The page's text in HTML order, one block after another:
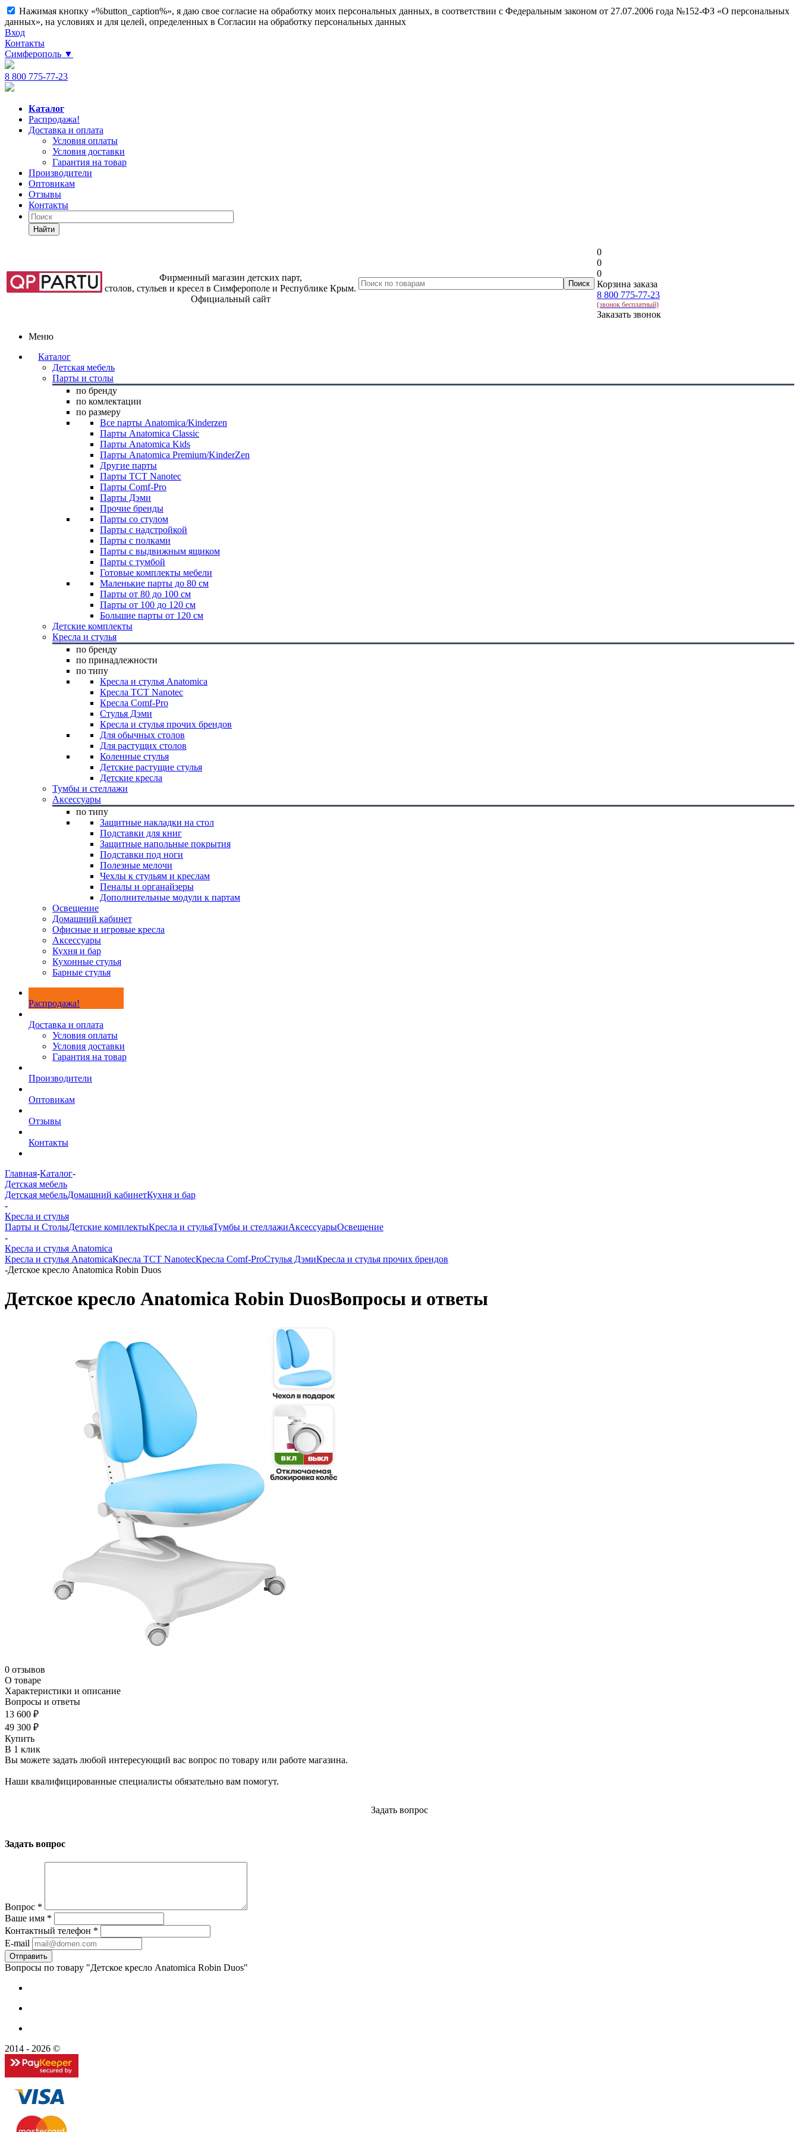
Нажимая кнопку «%button_caption%», я даю свое согласие на обработку моих персональных данных, в соответствии с Федеральным законом от 27.07.2006 года №152-ФЗ «О персональных
данных», на условиях и для целей, определенных в Согласии на обработку персональных данных
Вход
Контакты
Симферополь ▼
8 800 775-77-23
Каталог
Распродажа!
Доставка и оплата
Условия оплаты
Условия доставки
Гарантия на товар
Производители
Оптовикам
Отзывы
Контакты
Найти
Фирменный магазин детских парт,
столов, стульев и кресел в Симферополе и Республике Крым.
Официальный сайт
0
0
0
Корзина заказа
8 800 775-77-23
(звонок бесплатный)
Заказать звонок
Меню
Каталог
Детская мебель
Парты и столы
по бренду
по комлектации
по размеру
Все парты Anatomica/Kinderzen
Парты Anatomica Classic
Парты Anatomica Kids
Парты Anatomica Premium/KinderZen
Другие парты
Парты TCT Nanotec
Парты Comf-Pro
Парты Дэми
Прочие бренды
Парты со стулом
Парты с надстройкой
Парты с полками
Парты с выдвижным ящиком
Парты с тумбой
Готовые комплекты мебели
Маленькие парты до 80 см
Парты от 80 до 100 см
Парты от 100 до 120 см
Большие парты от 120 см
Детские комплекты
Кресла и стулья
по бренду
по принадлежности
по типу
Кресла и стулья Anatomica
Кресла TCT Nanotec
Кресла Comf-Pro
Стулья Дэми
Кресла и стулья прочих брендов
Для обычных столов
Для растущих столов
Коленные стулья
Детские растущие стулья
Детские кресла
Тумбы и стеллажи
Аксессуары
по типу
Защитные накладки на стол
Подставки для книг
Защитные напольные покрытия
Подставки под ноги
Полезные мелочи
Чехлы к стульям и креслам
Пеналы и органайзеры
Дополнительные модули к партам
Освещение
Домашний кабинет
Офисные и игровые кресла
Аксессуары
Кухня и бар
Кухонные стулья
Барные стулья
Распродажа!
Доставка и оплата
Условия оплаты
Условия доставки
Гарантия на товар
Производители
Оптовикам
Отзывы
Контакты
Главная-Каталог-
Детская мебель
Детская мебельДомашний кабинетКухня и бар
-
Кресла и стулья
Парты и СтолыДетские комплектыКресла и стульяТумбы и стеллажиАксессуарыОсвещение
-
Кресла и стулья Anatomica
Кресла и стулья AnatomicaКресла TCT NanotecКресла Comf-ProСтулья ДэмиКресла и стулья прочих брендов
-Детское кресло Anatomica Robin Duos
Детское кресло Anatomica Robin DuosВопросы и ответы
0 отзывов
О товаре
Характеристики и описание
Вопросы и ответы
13 600 ₽
49 300 ₽
Купить
В 1 клик
Вы можете задать любой интересующий вас вопрос по товару или работе магазина.
Наши квалифицированные специалисты обязательно вам помогут.
Задать вопрос
Задать вопрос
Вопрос *
Ваше имя *
Контактный телефон *
E-mail
Вопросы по товару "Детское кресло Anatomica Robin Duos"
2014 - 2026 ©